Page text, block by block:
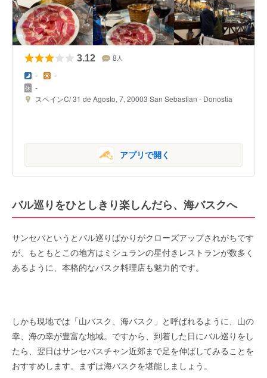
3.12 8 人
- -
-
スペインC/ 31 de Agosto, 7, 20003 San Sebastian - Donostia
アプリで開く
バル巡りをひとしきり楽しんだら、海バスクへ
サンセバというとバル巡りばかりがクローズアップされがちです
が、もともとこの地方はミシュランの星付きレストランが数多く
あるように、本格的なバスク料理店も魅力的です。
しかも現地では「山バスク、海バスク」と呼ばれるように、山の
幸、海の幸が豊富な地域。ですから、到着した日にバル巡りをし
たら、翌日はサンセバスチャン近郊まで足を伸ばしてみることを
おすすめします。まずは海バスクを堪能しましょう。